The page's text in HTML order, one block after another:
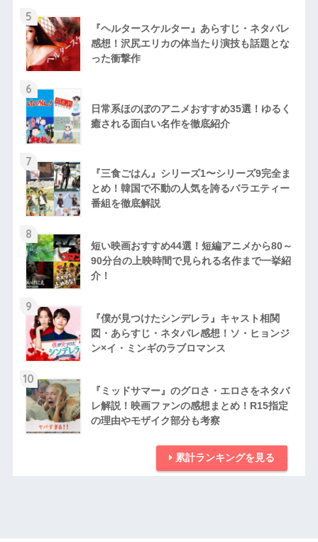
5
『ヘルタースケルター』あらすじ・ネタバレ
感想！沢尻エリカの体当たり演技も話題とな
った衝撃作
6
日常系ほのぼのアニメおすすめ35選！ゆるく
癒される面白い名作を徹底紹介
7
『三食ごはん』シリーズ1〜シリーズ9完全ま
とめ！韓国で不動の人気を誇るバラエティー
番組を徹底解説
8
短い映画おすすめ44選！短編アニメから80～
90分台の上映時間で見られる名作まで一挙紹
介！
9
『僕が見つけたシンデレラ』キャスト相関
図・あらすじ・ネタバレ感想！ソ・ヒョンジ
ン×イ・ミンギのラブロマンス
10
『ミッドサマー』のグロさ・エロさをネタバ
レ解説！映画ファンの感想まとめ！R15指定
の理由やモザイク部分も考察
累計ランキングを見る